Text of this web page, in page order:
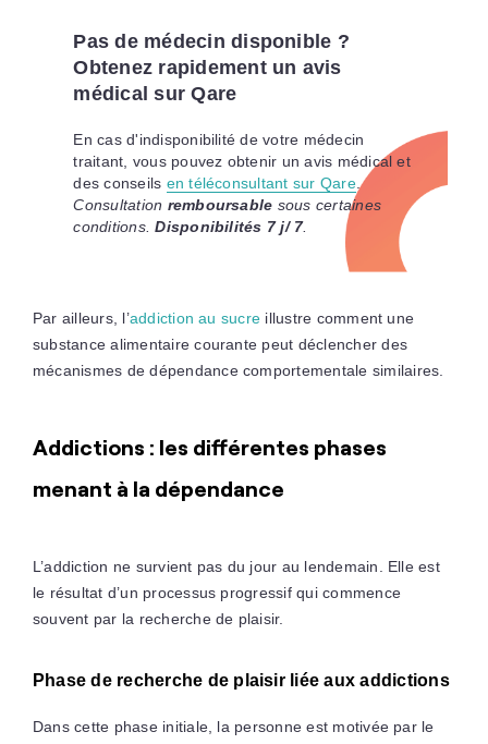
Pas de médecin disponible ?
Obtenez rapidement un avis
médical sur Qare
En cas d'indisponibilité de votre médecin
traitant, vous pouvez obtenir un avis médical et
des conseils en téléconsultant sur Qare.
Consultation remboursable sous certaines
conditions.Disponibilités 7 j/ 7.
Par ailleurs, l’addiction au sucre illustre comment une
substance alimentaire courante peut déclencher des
mécanismes de dépendance comportementale similaires.
Addictions : les différentes phases
menant à la dépendance
L’addiction ne survient pas du jour au lendemain. Elle est
le résultat d’un processus progressif qui commence
souvent par la recherche de plaisir.
Phase de recherche de plaisir liée aux addictions
Dans cette phase initiale, la personne est motivée par le